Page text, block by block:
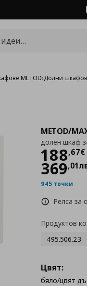
METOD›Долни
METOD/
долен шкаф
188,67€
Цена
369,01
945 точки
Релса за
Продуктов
495.506.23
Цвят:
бяло/цвят